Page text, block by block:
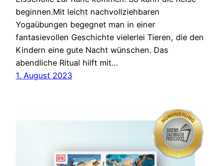
beginnen.Mit leicht nachvollziehbaren
Yogaübungen begegnet man in einer
fantasievollen Geschichte vielerlei Tieren, die den
Kindern eine gute Nacht wünschen. Das
abendliche Ritual hilft mit…
1. August 2023